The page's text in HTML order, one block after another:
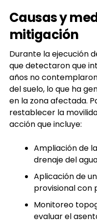
Causas y
mitigación
Durante la ejecución
que detectaron que
años no
del suelo, lo que ha
en la zona afectada.
restablecer la
acción que incluye:
Ampliación de
drenaje del
Aplicación de
provisional con
Monitoreo
evaluar el